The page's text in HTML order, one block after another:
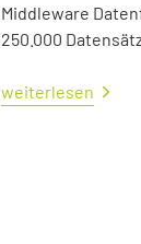
Middleware
250.000
weiterlesen